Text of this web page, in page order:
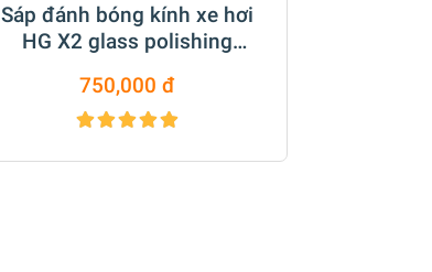
Sáp đánh bóng kính xe hơi
HG X2 glass polishing
750,000 đ